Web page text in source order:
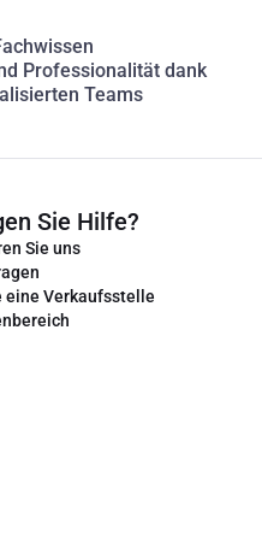
Professionalität dank
Teams
Sie Hilfe?
Sie uns
eine Verkaufsstelle